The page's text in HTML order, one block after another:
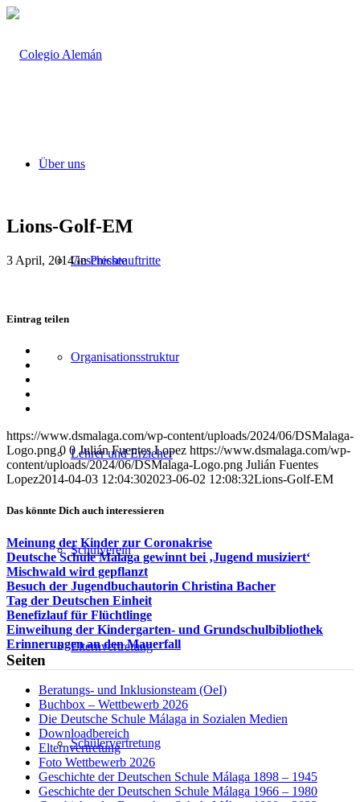
Über uns
Geschichte
Organisationsstruktur
Lehrer und Erzieher
Schulverein
Elternvertretung
Schülervertretung
Lions-Golf-EM
3 April, 2014/inPresseauftritte
Eintrag teilen
Teilen
Mail
teilen
https://www.dsmalaga.com/wp-content/uploads/2024/06/DSMalaga-
Logo.png 0 0 Julián Fuentes Lopez https://www.dsmalaga.com/wp-
content/uploads/2024/06/DSMalaga-Logo.png Julián Fuentes
Lopez2014-04-03 12:04:302023-06-02 12:08:32Lions-Golf-EM
Das könnte Dich auch interessieren
Meinung der Kinder zur Coronakrise
Deutsche Schule Malaga gewinnt bei ‚Jugend musiziert‘
Mischwald wird gepflanzt
Besuch der Jugendbuchautorin Christina Bacher
Tag der Deutschen Einheit
Benefizlauf für Flüchtlinge
Einweihung der Kindergarten- und Grundschulbibliothek
Erinnerungen an den Mauerfall
Seiten
Beratungs- und Inklusionsteam (OeI)
Buchbox – Wettbewerb 2026
Die Deutsche Schule Málaga in Sozialen Medien
Downloadbereich
Elternvertretung
Foto Wettbewerb 2026
Geschichte der Deutschen Schule Málaga 1898 – 1945
Geschichte der Deutschen Schule Málaga 1966 – 1980